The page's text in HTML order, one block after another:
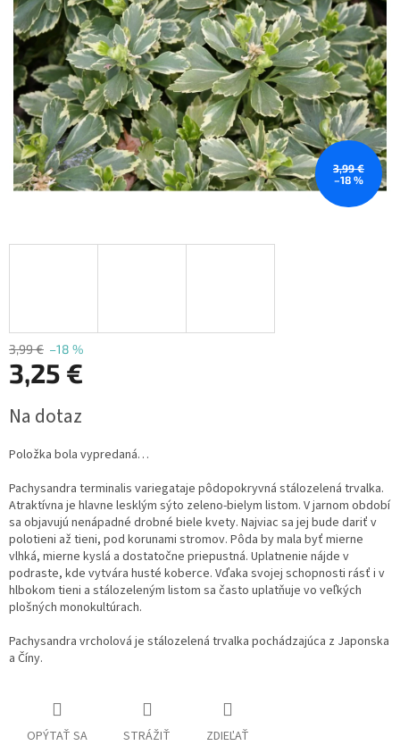
3,99 €
–18 %
3,99 € –18 %
3,25 €
cena:
Na dotaz
Položka bola vypredaná…
Pachysandra terminalis variegataje pôdopokryvná stálozelená trvalka.
Atraktívna je hlavne lesklým sýto zeleno-bielym listom. V jarnom období
sa objavujú nenápadné drobné biele kvety. Najviac sa jej bude dariť v
polotieni až tieni, pod korunami stromov. Pôda by mala byť mierne
vlhká, mierne kyslá a dostatočne priepustná. Uplatnenie nájde v
podraste, kde vytvára husté koberce. Vďaka svojej schopnosti rásť i v
hlbokom tieni a stálozeleným listom sa často uplatňuje vo veľkých
plošných monokultúrach.
Pachysandra vrcholová je stálozelená trvalka pochádzajúca z Japonska
a Číny.
OPÝTAŤ SA STRÁŽIŤ ZDIEĽAŤ